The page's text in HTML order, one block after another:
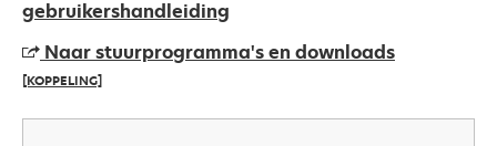
gebruikershandleiding
Naar stuurprogramma's en downloads
[KOPPELING]
opens